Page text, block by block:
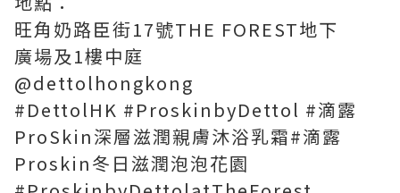
旺角奶路臣街17號THE FOREST地下
廣場及1樓中庭
@dettolhongkong
#DettolHK #ProskinbyDettol #滴露
ProSkin深層滋潤親膚沐浴乳霜#滴露
Proskin冬日滋潤泡泡花園